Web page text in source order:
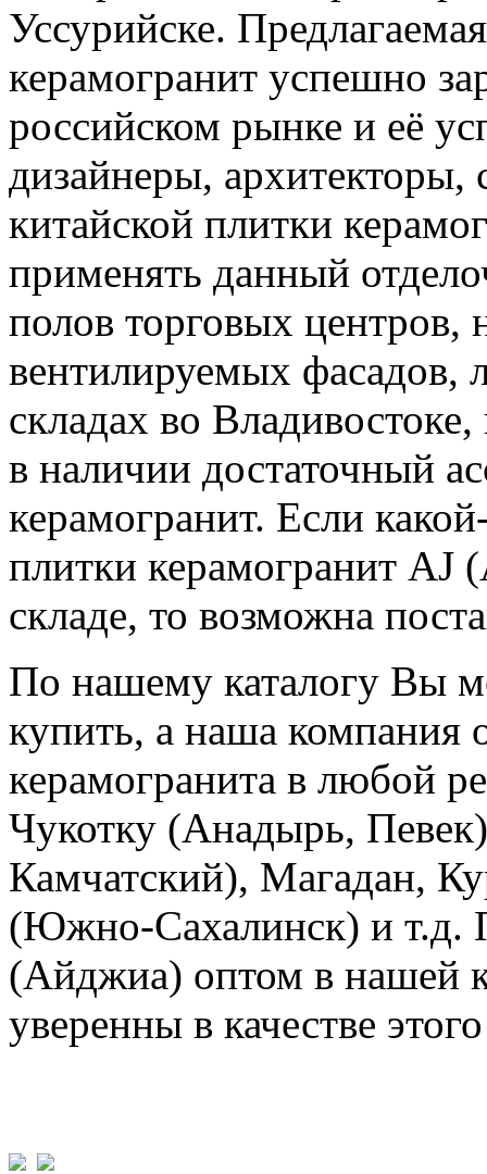
Уссурийске.
керамогранит успешно
российском рынке и её
дизайнеры, архитекторы,
китайской плитки
применять данный
полов торговых центров,
вентилируемых
складах во
в наличии достаточный
керамогранит. Если
плитки керамогранит AJ
складе, то возможна
По нашему каталогу Вы
купить, а наша компания
керамогранита в любой
Чукотку (Анадырь,
Камчатский), Магадан,
(Южно-Сахалинск) и т.д.
(Айджиа) оптом в нашей
уверенны в качестве